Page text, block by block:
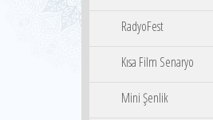
RadyoFest
Kısa Film Senaryo
Mini Şenlik